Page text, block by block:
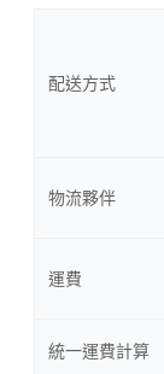
配送方式
物流夥伴
運費
統一運費計算